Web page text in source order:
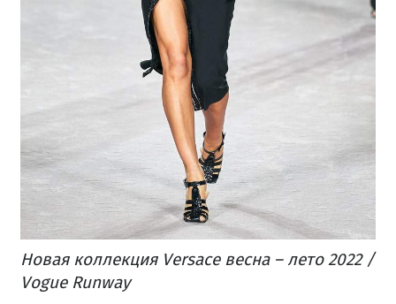
Новая коллекция Versace весна – лето 2022 /
Vogue Runway